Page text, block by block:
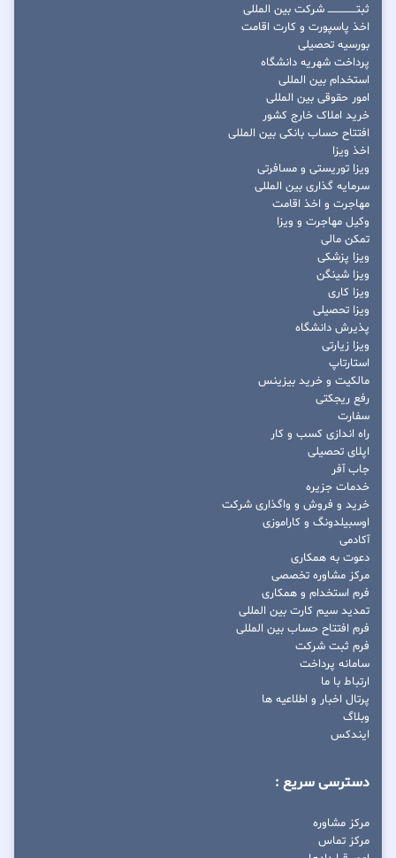
ثبتــــــــــــــــ شرکت بین المللی
اخذ پاسپورت و کارت اقامت
بورسیه تحصیلی
پرداخت شهریه دانشگاه
استخدام بین المللی
امور حقوقی بین المللی
خرید املاک خارج کشور
افتتاح حساب بانکی بین المللی
اخذ ویزا
ویزا توریستی و مسافرتی
سرمایه گذاری بین المللی
مهاجرت و اخذ اقامت
وکیل مهاجرت و ویزا
تمکن مالی
ویزا پزشکی
ویزا شینگن
ویزا کاری
ویزا تحصیلی
پذیرش دانشگاه
ویزا زیارتی
استارتاپ
مالکیت و خرید بیزینس
رفع ریجکتی
سفارت
راه اندازی کسب و کار
اپلای تحصیلی
جاب آفر
خدمات جزیره
خرید و فروش و واگذاری شرکت
اوسبیلدونگ و کاراموزی
آکادمی
دعوت به همکاری
مرکز مشاوره تخصصی
فرم استخدام و همکاری
تمدید سیم کارت بین المللی
فرم افتتاح حساب بین المللی
فرم ثبت شرکت
سامانه پرداخت
ارتباط با ما
پرتال اخبار و اطلاعیه ها
وبلاگ
ایندکس
دسترسی سریع :
مرکز مشاوره
مرکز تماس